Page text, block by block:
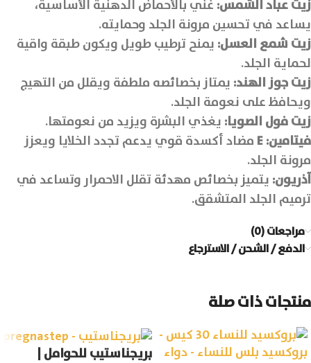
زيت عباد الشمس: غني بالأحماض الدهنية الأساسية،
يساعد في تحسين مرونة الجلد وحمايته.
زيت شمع العسل: يمنح ترطيب طويل ويكون طبقة واقية
لحماية الجلد.
زيت جوز الهند: يمتاز بخصائصه ملطفة ويقلل من التهيج
ويحافظ على نعومة الجلد.
زيت فول الصويا: يغذي البشرة ويزيد من نعومتها.
فيتامين: E
مضاد أكسدة قوي يدعم تجدد الخلايا ويعزز
مرونة الجلد.
آذريون: يتميز بخصائص مهدئة تقلل الاحمرار وتساعد في
ترميم الجلد المتشقق.
مراجعات (0)
الدفع / الشحن / الاسترجاع
منتجات ذات صلة
بريجناستيب للحوامل |